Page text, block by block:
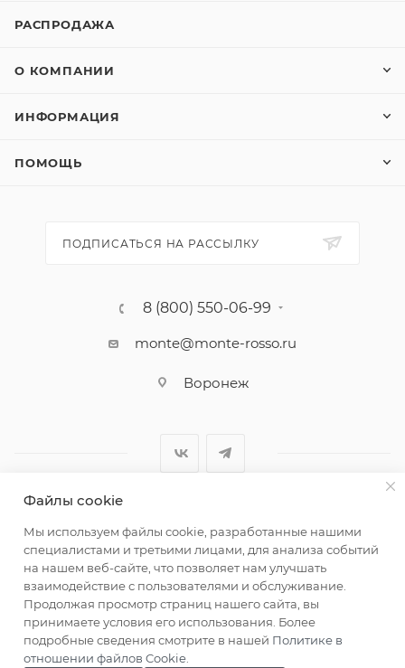
РАСПРОДАЖА
О КОМПАНИИ
ИНФОРМАЦИЯ
ПОМОЩЬ
ПОДПИСАТЬСЯ НА РАССЫЛКУ
8 (800) 550-06-99
monte@monte-rosso.ru
Воронеж
женщин
Файлы cookie
Мы используем файлы cookie, разработанные нашими
специалистами и третьими лицами, для анализа событий
на нашем веб-сайте, что позволяет нам улучшать
взаимодействие с пользователями и обслуживание.
Продолжая просмотр страниц нашего сайта, вы
принимаете условия его использования. Более
подробные сведения смотрите в нашей Политике в
отношении файлов Cookie